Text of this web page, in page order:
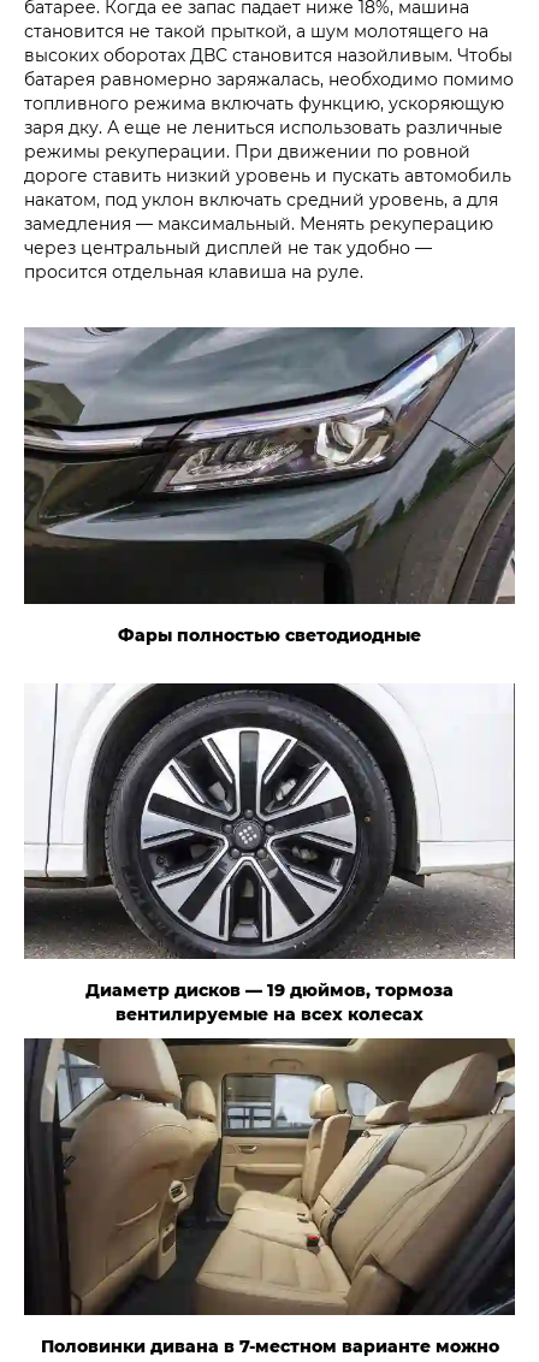
батарее. Когда ее запас падает ниже 18%, машина
становится не такой прыткой, а шум молотящего на
высоких оборотах ДВС становится назойливым. Чтобы
батарея равномерно заряжалась, необходимо помимо
топливного режима включать функцию, ускоряющую
заря дку. А еще не лениться использовать различные
режимы рекуперации. При движении по ровной
дороге ставить низкий уровень и пускать автомобиль
накатом, под уклон включать средний уровень, а для
замедления — максимальный. Менять рекуперацию
через центральный дисплей не так удобно —
просится отдельная клавиша на руле.
Фары полностью светодиодные
Диаметр дисков — 19 дюймов, тормоза
вентилируемые на всех колесах
Половинки дивана в 7-местном варианте можно